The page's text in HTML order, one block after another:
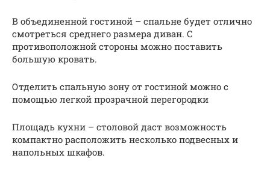
В объединенной гостиной – спальне будет отлично
смотреться среднего размера диван. С
противоположной стороны можно поставить
большую кровать.
Отделить спальную зону от гостиной можно с
помощью легкой прозрачной перегородки
Площадь кухни – столовой даст возможность
компактно расположить несколько подвесных и
напольных шкафов.